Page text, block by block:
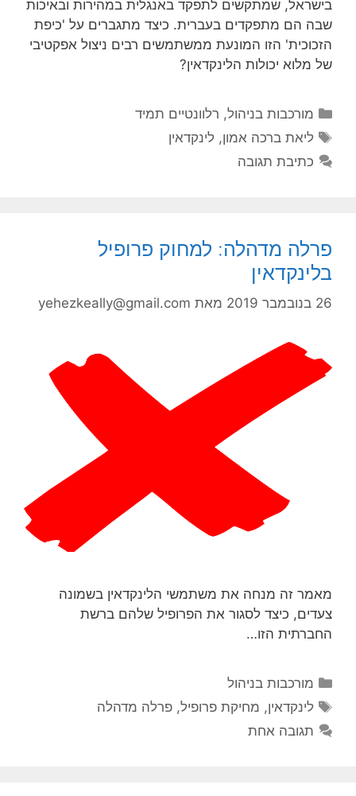
בישראל, שמתקשים לתפקד באנגלית במהירות ובאיכות
שבה הם מתפקדים בעברית. כיצד מתגברים על 'כיפת
הזכוכית' הזו המונעת ממשתמשים רבים ניצול אפקטיבי
של מלוא יכולות הלינקדאין?
קטגוריות
מורכבות בניהול, רלוונטיים תמיד
תגיות
ליאת ברכה אמון, לינקדאין
כתיבת תגובה
פרלה מדהלה: למחוק פרופיל
בלינקדאין
26 בנובמבר 2019 מאת yehezkeally@gmail.com
מאמר זה מנחה את משתמשי הלינקדאין בשמונה
צעדים, כיצד לסגור את הפרופיל שלהם ברשת
החברתית הזו…
קטגוריות
מורכבות בניהול
תגיות
לינקדאין, מחיקת פרופיל,פרלה מדהלה
תגובה אחת